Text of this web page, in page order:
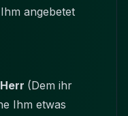
angebetet
Herr (Dem ihr
Ihm etwas